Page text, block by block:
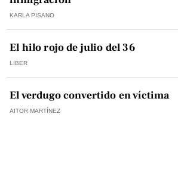
KARLA PISANO
El hilo rojo de julio del 36
LIBER
El verdugo convertido en víctima
AITOR MARTÍNEZ